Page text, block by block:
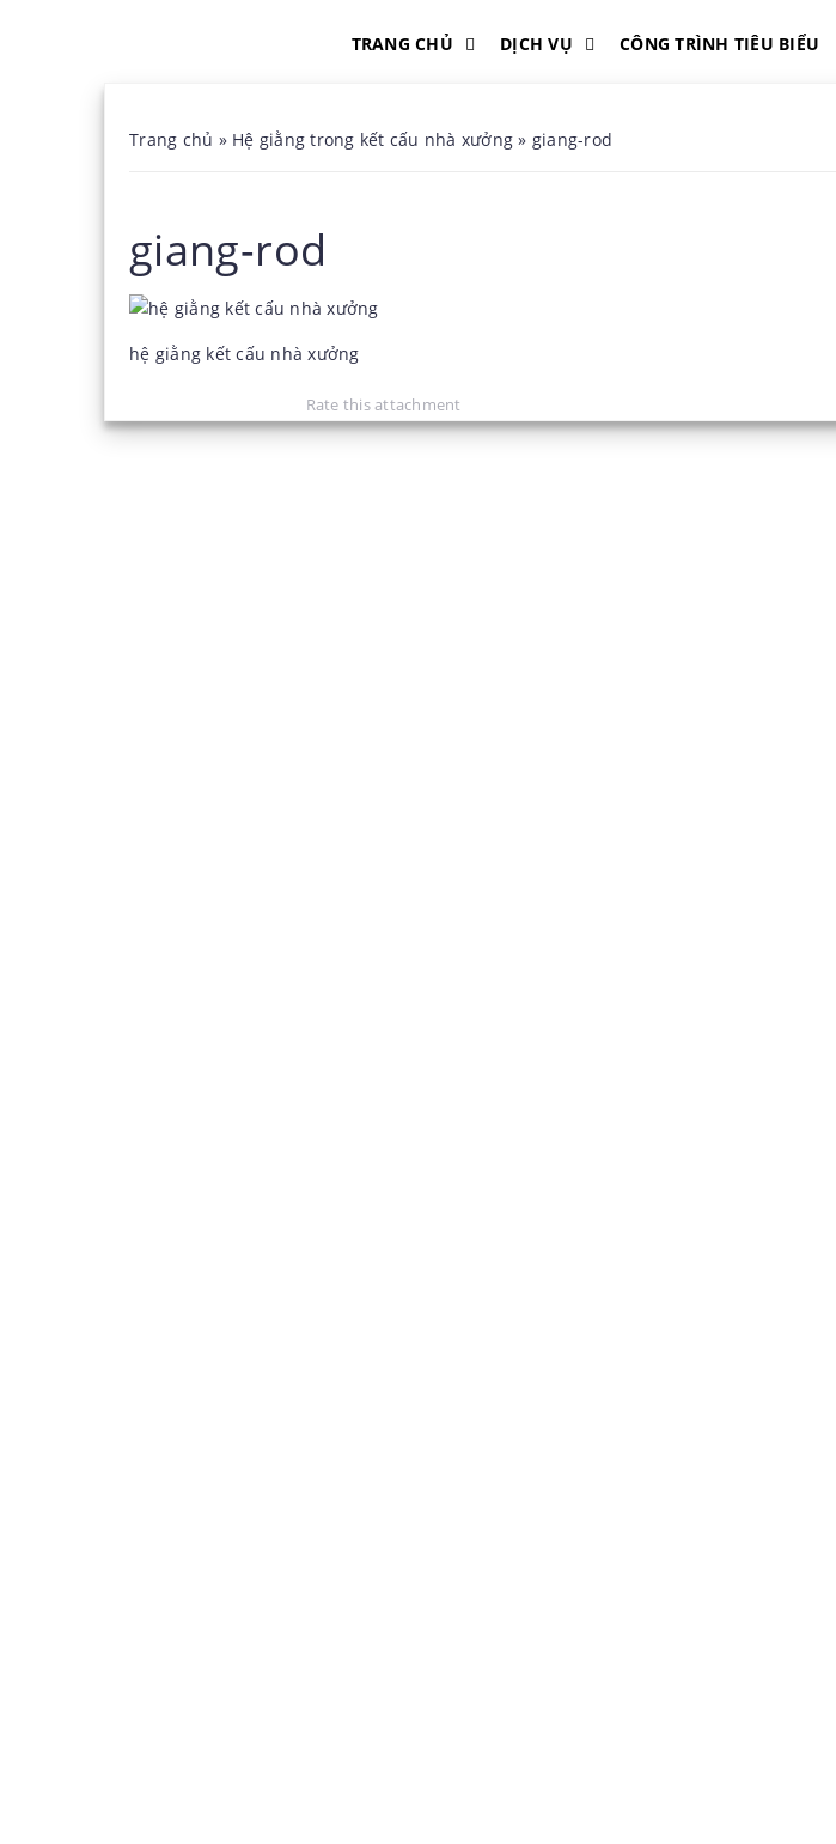
TRANG CHỦ DỊCH VỤ CÔNG TRÌNH TIÊU BIỂU
Trang chủ » Hệ giằng trong kết cấu nhà xưởng » giang-rod
giang-rod
hệ giằng kết cấu nhà xưởng
Rate this attachment